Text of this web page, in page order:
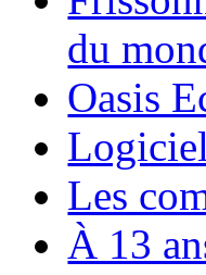
du
Oasis
Les
À 13